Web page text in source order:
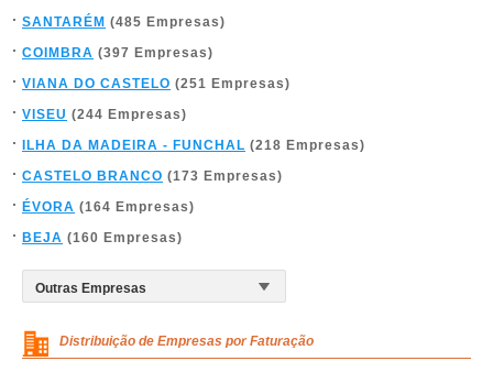
SANTARÉM (485 Empresas)
COIMBRA (397 Empresas)
VIANA DO CASTELO (251 Empresas)
VISEU (244 Empresas)
ILHA DA MADEIRA - FUNCHAL (218 Empresas)
CASTELO BRANCO (173 Empresas)
ÉVORA (164 Empresas)
BEJA (160 Empresas)
Distribuição de Empresas por Faturação